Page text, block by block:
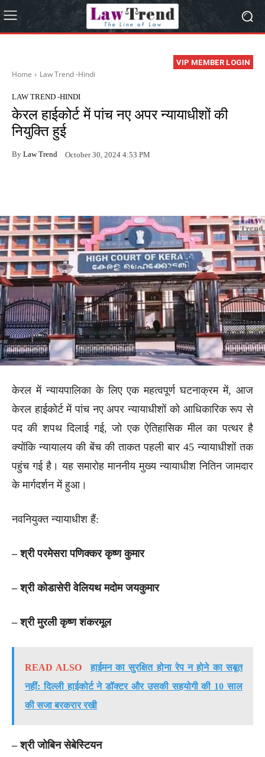
VIP MEMBER LOGIN
Home Law Trend -Hindi
LAW TREND -HINDI
केरल हाईकोर्ट में पांच नए अपर न्यायाधीशों की
नियुक्ति हुई
By Law Trend October 30, 2024 4:53 PM
केरल में न्यायपालिका के लिए एक महत्वपूर्ण घटनाक्रम में, आज
केरल हाईकोर्ट में पांच नए अपर न्यायाधीशों को आधिकारिक रूप से
पद की शपथ दिलाई गई, जो एक ऐतिहासिक मील का पत्थर है
क्योंकि न्यायालय की बेंच की ताकत पहली बार 45 न्यायाधीशों तक
पहुंच गई है। यह समारोह माननीय मुख्य न्यायाधीश नितिन जामदार
के मार्गदर्शन में हुआ।
नवनियुक्त न्यायाधीश हैं:
– श्री परमेसरा पणिक्कर कृष्ण कुमार
– श्री कोडासेरी वेलियथ मदोम जयकुमार
– श्री मुरली कृष्ण शंकरमूल
READ ALSO
हाईमन का सुरक्षित होना रेप न होने का सबूत
नहीं: दिल्ली हाईकोर्ट ने डॉक्टर और उसकी सहयोगी की 10 साल
की सजा बरकरार रखी
– श्री जोबिन सेबेस्टियन